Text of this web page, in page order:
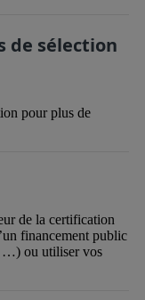
de sélection
pour plus de
de la certification
financement public
…) ou utiliser vos